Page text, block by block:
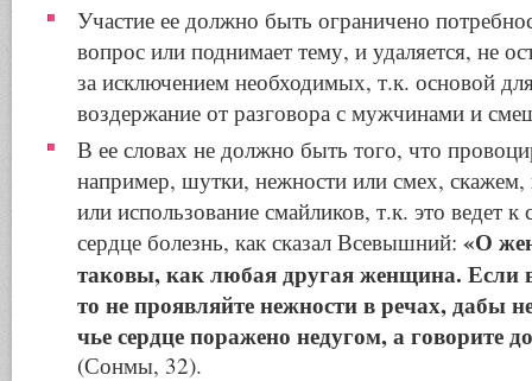
Участие ее должно быть ограничено
вопрос или поднимает тему, и удаляется, не
за исключением необходимых, т.к. основой
воздержание от разговора с мужчинами и
В ее словах не должно быть того, что
например, шутки, нежности или смех, скажем,
или использование смайликов, т.к. это ведет к
сердце болезнь, как сказал Всевышний: «О
таковы, как любая другая женщина. Если
то не проявляйте нежности в речах, дабы
чье сердце поражено недугом, а говорите
(Сонмы, 32).